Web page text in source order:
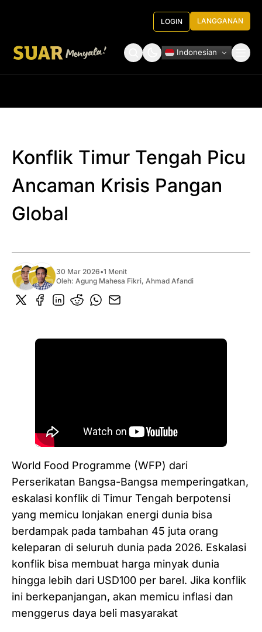
LOGIN LANGGANAN
Indonesian
Konflik Timur Tengah Picu
Ancaman Krisis Pangan
Global
30 Mar 2026•1 Menit
Oleh: Agung Mahesa Fikri, Ahmad Afandi
World Food Programme (WFP) dari
Perserikatan Bangsa-Bangsa memperingatkan,
eskalasi konflik di Timur Tengah berpotensi
yang memicu lonjakan energi dunia bisa
berdampak pada tambahan 45 juta orang
keleparan di seluruh dunia pada 2026. Eskalasi
konflik bisa membuat harga minyak dunia
hingga lebih dari USD100 per barel. Jika konflik
ini berkepanjangan, akan memicu inflasi dan
menggerus daya beli masyarakat